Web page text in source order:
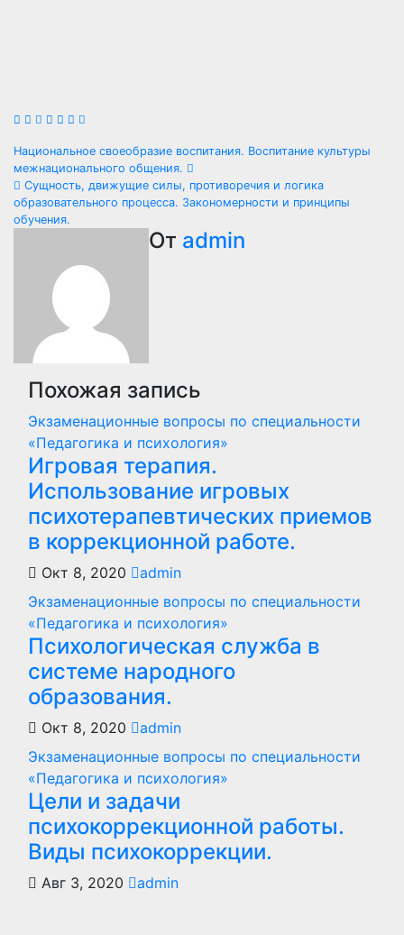
Навигация
по
записям
Национальное своеобразие воспитания. Воспитание культуры
межнационального общения.
Сущность, движущие силы, противоречия и логика
образовательного процесса. Закономерности и принципы
обучения.
От admin
Похожая запись
Экзаменационные вопросы по специальности
«Педагогика и психология»
Игровая терапия.
Использование игровых
психотерапевтических приемов
в коррекционной работе.
Окт 8, 2020
admin
Экзаменационные вопросы по специальности
«Педагогика и психология»
Психологическая служба в
системе народного
образования.
Окт 8, 2020
admin
Экзаменационные вопросы по специальности
«Педагогика и психология»
Цели и задачи
психокоррекционной работы.
Виды психокоррекции.
Авг 3, 2020 admin